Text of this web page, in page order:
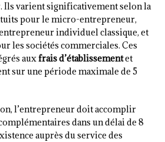
Ils varient significativement selon la
pour le micro-entrepreneur,
individuel classique, et
les sociétés commerciales. Ces
auxfrais d’établissementet
sur une période maximale de 5
l’entrepreneur doit accomplir
dans un délai de 8
auprès du service des